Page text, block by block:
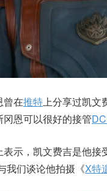
曾在推特上分享过凯文
恩可以很好的接管
示，凯文费吉是他接
我们谈论他拍摄《X特